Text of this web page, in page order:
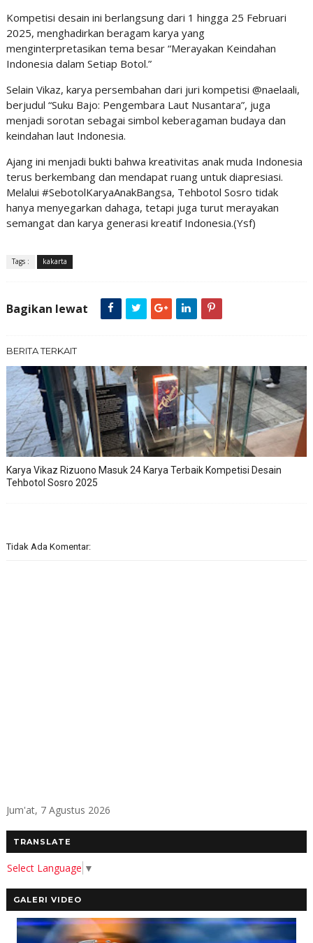
Kompetisi desain ini berlangsung dari 1 hingga 25 Februari
2025, menghadirkan beragam karya yang
menginterpretasikan tema besar “Merayakan Keindahan
Indonesia dalam Setiap Botol.”
Selain Vikaz, karya persembahan dari juri kompetisi @naelaali,
berjudul “Suku Bajo: Pengembara Laut Nusantara”, juga
menjadi sorotan sebagai simbol keberagaman budaya dan
keindahan laut Indonesia.
Ajang ini menjadi bukti bahwa kreativitas anak muda Indonesia
terus berkembang dan mendapat ruang untuk diapresiasi.
Melalui #SebotolKaryaAnakBangsa, Tehbotol Sosro tidak
hanya menyegarkan dahaga, tetapi juga turut merayakan
semangat dan karya generasi kreatif Indonesia.(Ysf)
Tags : kakarta
Bagikan lewat
BERITA TERKAIT
Karya Vikaz Rizuono Masuk 24 Karya Terbaik Kompetisi Desain
Tehbotol Sosro 2025
Tidak Ada Komentar:
Jum'at, 7 Agustus 2026
TRANSLATE
Select Language ▼
GALERI VIDEO